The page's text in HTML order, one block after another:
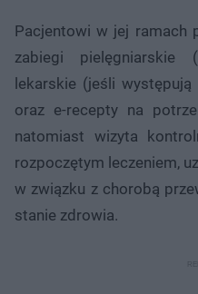
Pacjentowi w jej ramach
zabiegi pielęgniarskie
lekarskie (jeśli
oraz e-recepty na
natomiast wizyta
rozpoczętym leczeniem,
w związku z chorobą
stanie zdrowia.